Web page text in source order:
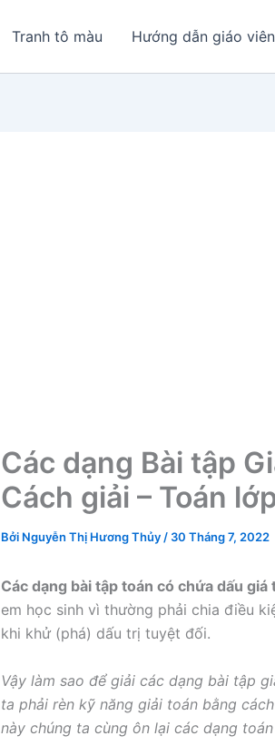
Tranh tô màu Hướng dẫn giáo viên
Các dạng Bài tập
Cách giải – Toán
Bởi Nguyễn Thị Hương Thủy / 30 Tháng 7, 2022
Các dạng bài tập toán có chứa dấu
em học sinh vì thường phải chia điều
khi khử (phá) dấu trị tuyệt đối.
Vậy làm sao để giải các dạng bài tập
ta phải rèn kỹ năng giải toán bằng
này chúng ta cùng ôn lại các dạng